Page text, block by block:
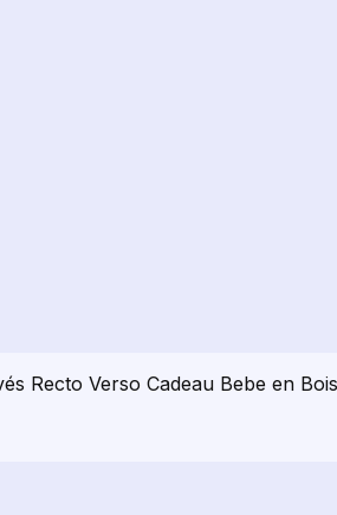
Recto Verso Cadeau Bebe en